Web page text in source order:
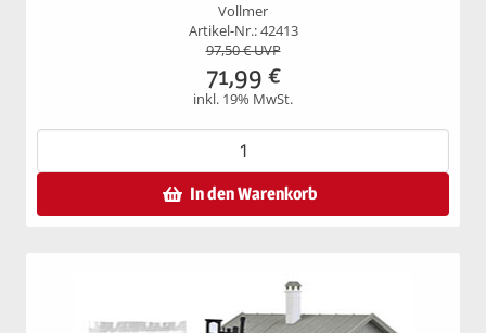
Vollmer
Artikel-Nr.: 42413
97,50€ UVP
71,99 €
inkl. 19% MwSt.
In den Warenkorb